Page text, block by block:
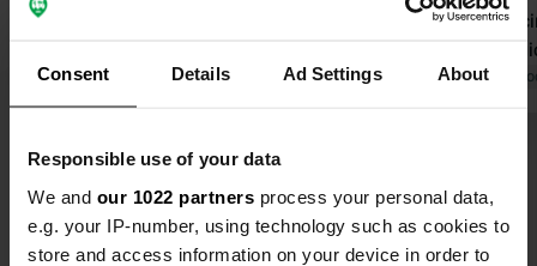
Consent Details Ad Settings About
Responsible use of your data
We and our 1022 partners process your personal data,
e.g. your IP-number, using technology such as cookies to
store and access information on your device in order to
Ottima piscina
durante il
provenire
benissimo
e
trova un
Tradotto da
Visualizza tutte le 45 recensioni
Sei stato qui?